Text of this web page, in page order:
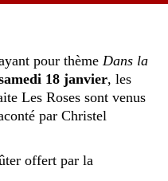
pour thème Dans la
18 janvier, les
Les Roses sont venus
par Christel
offert par la